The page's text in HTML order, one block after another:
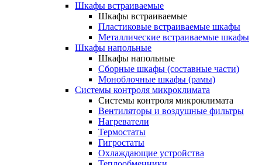
Шкафы встраиваемые
Шкафы встраиваемые
Пластиковые встраиваемые шкафы
Металлические встраиваемые шкафы
Шкафы напольные
Шкафы напольные
Сборные шкафы (составные части)
Моноблочные шкафы (рамы)
Системы контроля микроклимата
Системы контроля микроклимата
Вентиляторы и воздушные фильтры
Нагреватели
Термостаты
Гигростаты
Охлаждающие устройства